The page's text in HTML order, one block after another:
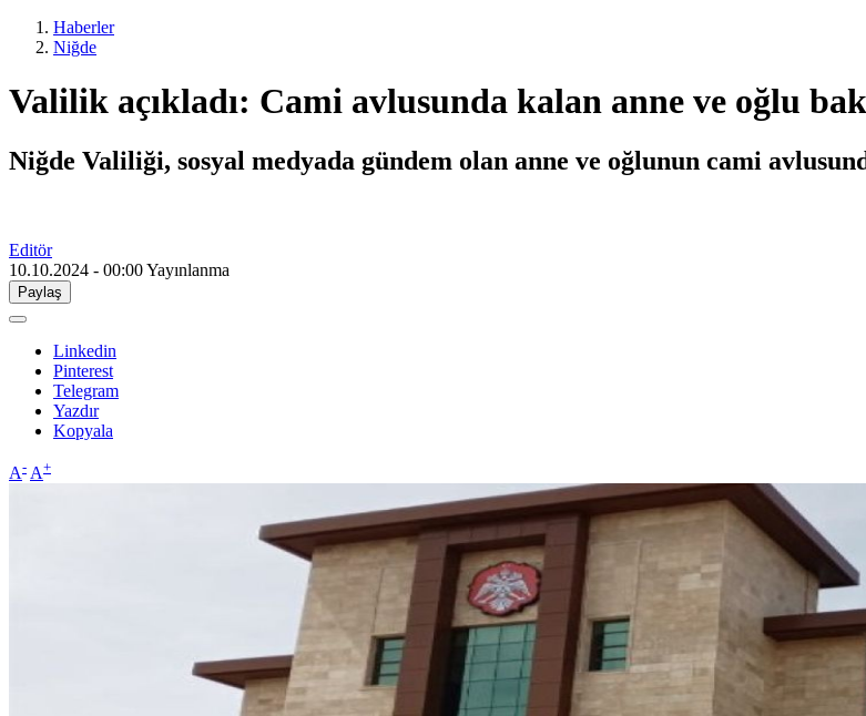
Haberler
Niğde
Valilik açıkladı: Cami avlusunda kalan anne ve oğlu
Niğde Valiliği, sosyal medyada gündem olan anne ve oğlunun cami
Editör
10.10.2024 - 00:00Yayınlanma
Paylaş
Linkedin
Pinterest
Telegram
Yazdır
Kopyala
A- A+